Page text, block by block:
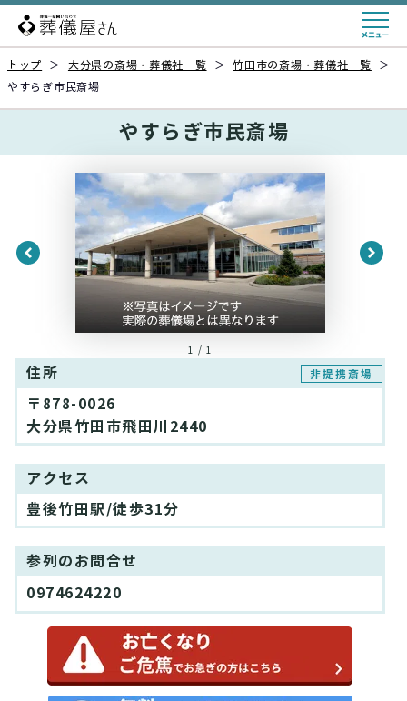
トップ ＞ 大分県の斎場・葬儀社一覧 ＞ 竹田市の斎場・葬儀社一覧
＞
やすらぎ市民斎場
やすらぎ市民斎場
1 / 1
住所 非提携斎場
〒878-0026
大分県竹田市飛田川2440
アクセス
豊後竹田駅/徒歩31分
参列のお問合せ
0974624220